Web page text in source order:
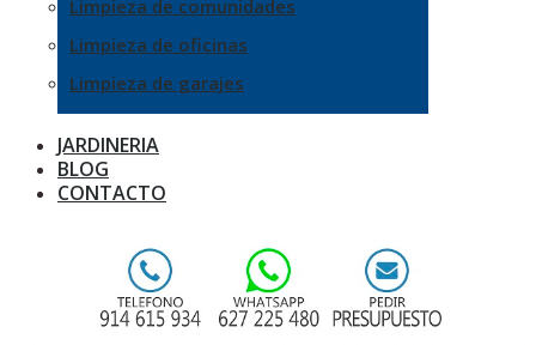
Limpieza de comunidades
Limpieza de oficinas
Limpieza de garajes
JARDINERIA
BLOG
CONTACTO